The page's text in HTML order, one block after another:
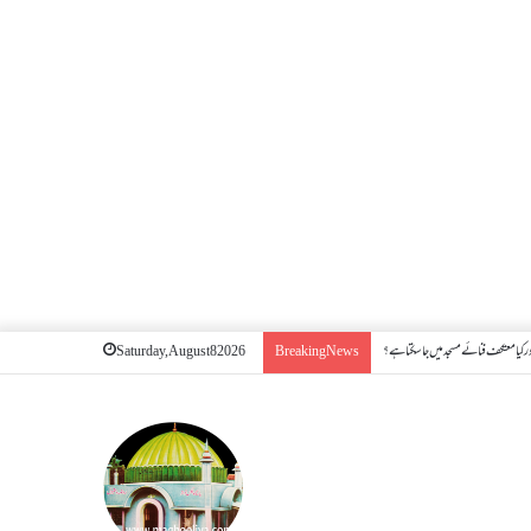
Saturday, August 8 2026 Breaking News معتکف فنائے مسجد میں جا سکتا ہے؟